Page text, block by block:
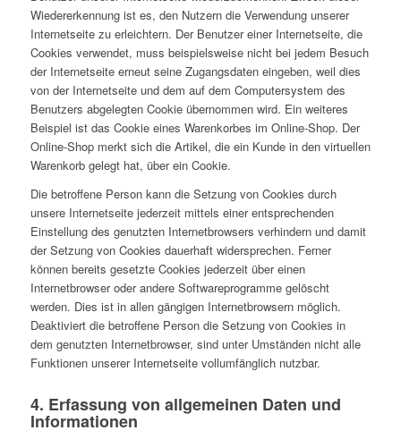
Wiedererkennung ist es, den Nutzern die Verwendung unserer
Internetseite zu erleichtern. Der Benutzer einer Internetseite, die
Cookies verwendet, muss beispielsweise nicht bei jedem Besuch
der Internetseite erneut seine Zugangsdaten eingeben, weil dies
von der Internetseite und dem auf dem Computersystem des
Benutzers abgelegten Cookie übernommen wird. Ein weiteres
Beispiel ist das Cookie eines Warenkorbes im Online-Shop. Der
Online-Shop merkt sich die Artikel, die ein Kunde in den virtuellen
Warenkorb gelegt hat, über ein Cookie.
Die betroffene Person kann die Setzung von Cookies durch
unsere Internetseite jederzeit mittels einer entsprechenden
Einstellung des genutzten Internetbrowsers verhindern und damit
der Setzung von Cookies dauerhaft widersprechen. Ferner
können bereits gesetzte Cookies jederzeit über einen
Internetbrowser oder andere Softwareprogramme gelöscht
werden. Dies ist in allen gängigen Internetbrowsern möglich.
Deaktiviert die betroffene Person die Setzung von Cookies in
dem genutzten Internetbrowser, sind unter Umständen nicht alle
Funktionen unserer Internetseite vollumfänglich nutzbar.
4. Erfassung von allgemeinen Daten und
Informationen